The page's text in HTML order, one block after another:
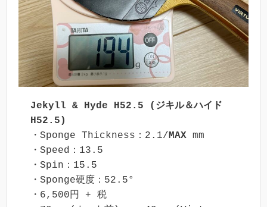
Jekyll & Hyde H52.5 (ジキル＆ハイド
H52.5)
・Sponge Thickness：2.1/MAX mm
・Speed：13.5
・Spin：15.5
・Sponge硬度：52.5°
・6,500円 + 税